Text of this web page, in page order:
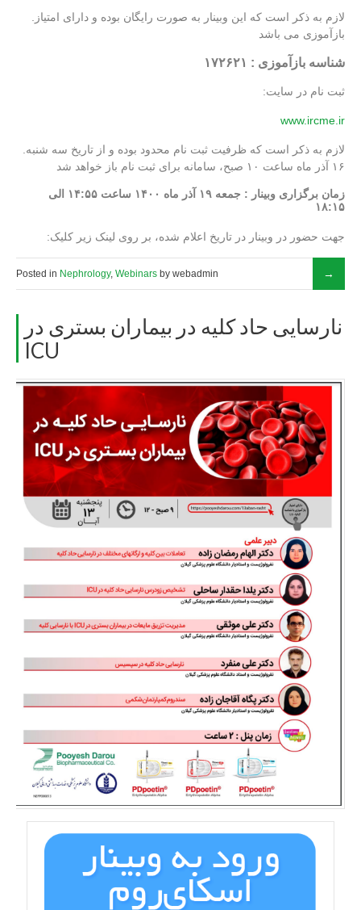
بازآموزی می باشد
شناسه بازآموزی : ۱۷۲۶۲۱
:ثبت نام در سایت
www.ircme.ir
.لازم به ذکر است که ظرفیت ثبت نام محدود بوده و از تاریخ سه شنبه
۱۶ آذر ماه ساعت ۱۰ صبح، سامانه برای ثبت نام باز خواهد شد
زمان برگزاری وبینار : جمعه ۱۹ آذر ماه ۱۴۰۰ ساعت ۱۴:۵۵ الی
۱۸:۱۵
:جهت حضور در وبینار در تاریخ اعلام شده، بر روی لینک زیر کلیک
Posted in Nephrology, Webinars by webadmin
نارسایی حاد کلیه در بیماران بستری در
ICU